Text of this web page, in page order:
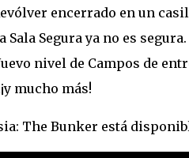
encerrado en un
Sala Segura ya no es segura.
nivel de Campos de
mucho más!
The Bunker está